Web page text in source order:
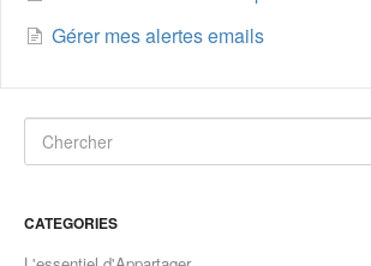
Gérer mes alertes emails
CATEGORIES